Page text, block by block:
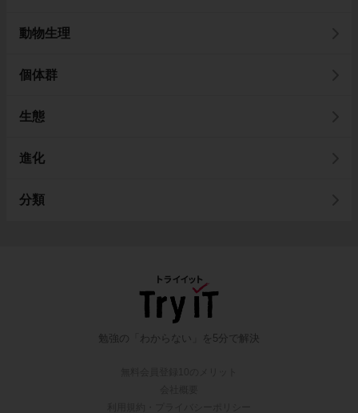
動物生理
個体群
生態
進化
分類
勉強の「わからない」を5分で解決